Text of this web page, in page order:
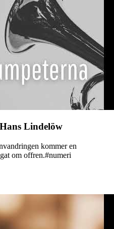
Lindelöw
kommer en
om offren.#numeri